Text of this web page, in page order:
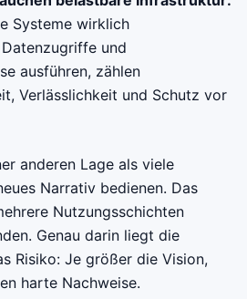
Systeme wirklich
und
ausführen, zählen
Verlässlichkeit und Schutz vor
anderen Lage als viele
Narrativ bedienen. Das
Nutzungsschichten
Genau darin liegt die
Risiko: Je größer die Vision,
harte Nachweise.